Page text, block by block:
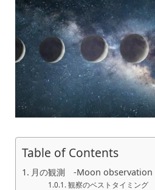
Table of Contents
月の観測 -Moon observation
観察のベストタイミング